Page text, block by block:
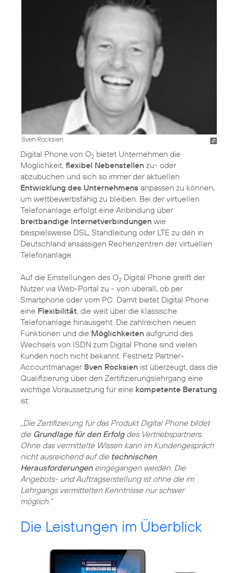
Sven Rocksien
Digital Phone von O2 bietet Unternehmen die
Möglichkeit, flexibel Nebenstellen zu- oder
abzubuchen und sich so immer der aktuellen
Entwicklung des Unternehmens anpassen zu können,
um wettbewerbsfähig zu bleiben. Bei der virtuellen
Telefonanlage erfolgt eine Anbindung über
breitbandige Internetverbindungen wie
beispielsweise DSL, Standleitung oder LTE zu den in
Deutschland ansässigen Rechenzentren der virtuellen
Telefonanlage.
Auf die Einstellungen des O2 Digital Phone greift der
Nutzer via Web-Portal zu - von überall, ob per
Smartphone oder vom PC. Damit bietet Digital Phone
eine Flexibilität, die weit über die klassische
Telefonanlage hinausgeht. Die zahlreichen neuen
Funktionen und die Möglichkeiten aufgrund des
Wechsels von ISDN zum Digital Phone sind vielen
Kunden noch nicht bekannt. Festnetz Partner-
AccountmanagerSven Rocksien ist überzeugt, dass die
Qualifizierung über den Zertifizierungslehrgang eine
wichtige Voraussetzung für eine kompetente Beratung
ist:
„Die Zertifizierung für das Produkt Digital Phone bildet
die Grundlage für den Erfolgdes Vertriebspartners.
Ohne das vermittelte Wissen kann im Kundengespräch
nicht ausreichend auf die technischen
Herausforderungeneingegangen werden. Die
Angebots- und Auftragserstellung ist ohne die im
Lehrgangs vermittelten Kenntnisse nur schwer
möglich.“
Die Leistungen im Überblick